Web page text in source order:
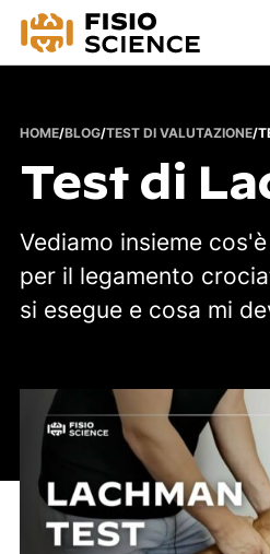
HOME/BLOG/TEST DI VALUTAZIONE/
Test di
Vediamo insieme
per il legamento
si esegue e cosa mi